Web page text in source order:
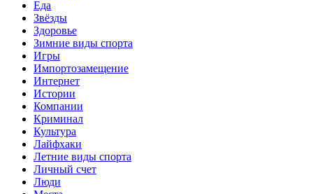
Еда
Звёзды
Здоровье
Зимние виды спорта
Игры
Импортозамещение
Интернет
Истории
Компании
Криминал
Культура
Лайфхаки
Летние виды спорта
Личный счет
Люди